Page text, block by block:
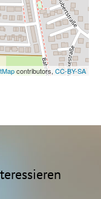
contributors, CC-BY-SA